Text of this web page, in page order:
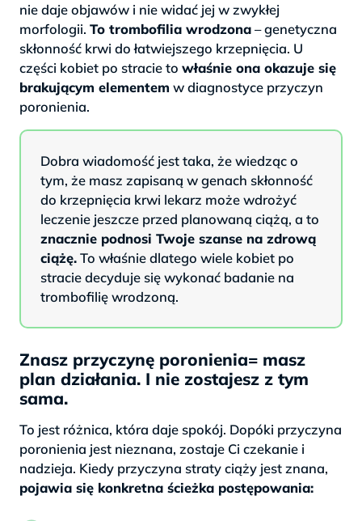
nie daje objawów i nie widać jej w zwykłej
morfologii. To trombofilia wrodzona– genetyczna
skłonność krwi do łatwiejszego krzepnięcia. U
części kobiet po stracie to właśnie ona okazuje się
brakującym elementem w diagnostyce przyczyn
poronienia.
Dobra wiadomość jest taka, że wiedząc o
tym, że masz zapisaną w genach skłonność
do krzepnięcia krwi lekarz może wdrożyć
leczenie jeszcze przed planowaną ciążą, a to
znacznie podnosi Twoje szanse na zdrową
ciążę.To właśnie dlatego wiele kobiet po
stracie decyduje się wykonać badanie na
trombofilię wrodzoną.
Znasz przyczynę poronienia= masz
plan działania. I nie zostajesz z tym
sama.
To jest różnica, która daje spokój. Dopóki przyczyna
poronienia jest nieznana, zostaje Ci czekanie i
nadzieja. Kiedy przyczyna straty ciąży jest znana,
pojawia się konkretna ścieżka postępowania: